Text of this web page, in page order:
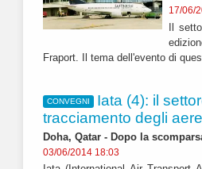
17/06/
Il
Fraport. Il tema dell'evento di
CONVEGNI
Iata (4): il
tracciamento degli
Doha, Qatar - Dopo la
03/06/2014 18:03